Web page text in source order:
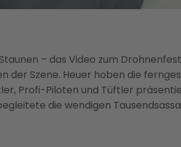
– das Video zum
der Szene. Heuer hoben die
Profi-Piloten und Tüftler
die wendigen